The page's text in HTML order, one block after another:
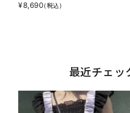
¥8,690(税込)
最近チェッ